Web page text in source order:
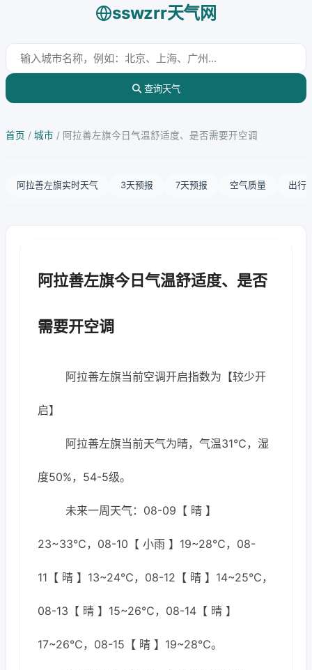
sswzrr天气网
查询天气
首页 / 城市 / 阿拉善左旗今日气温舒适度、是否需要开空调
阿拉善左旗实时天气 3天预报 7天预报 空气质量 出行
阿拉善左旗今日气温舒适度、是否
需要开空调
阿拉善左旗当前空调开启指数为【较少开
启】
阿拉善左旗当前天气为晴，气温31℃，湿
度50%，54-5级。
未来一周天气：08-09【 晴 】
23~33℃，08-10【 小雨 】19~28℃，08-
11【 晴 】13~24℃，08-12【 晴 】14~25℃，
08-13【 晴 】15~26℃，08-14【 晴 】
17~26℃，08-15【 晴 】19~28℃。